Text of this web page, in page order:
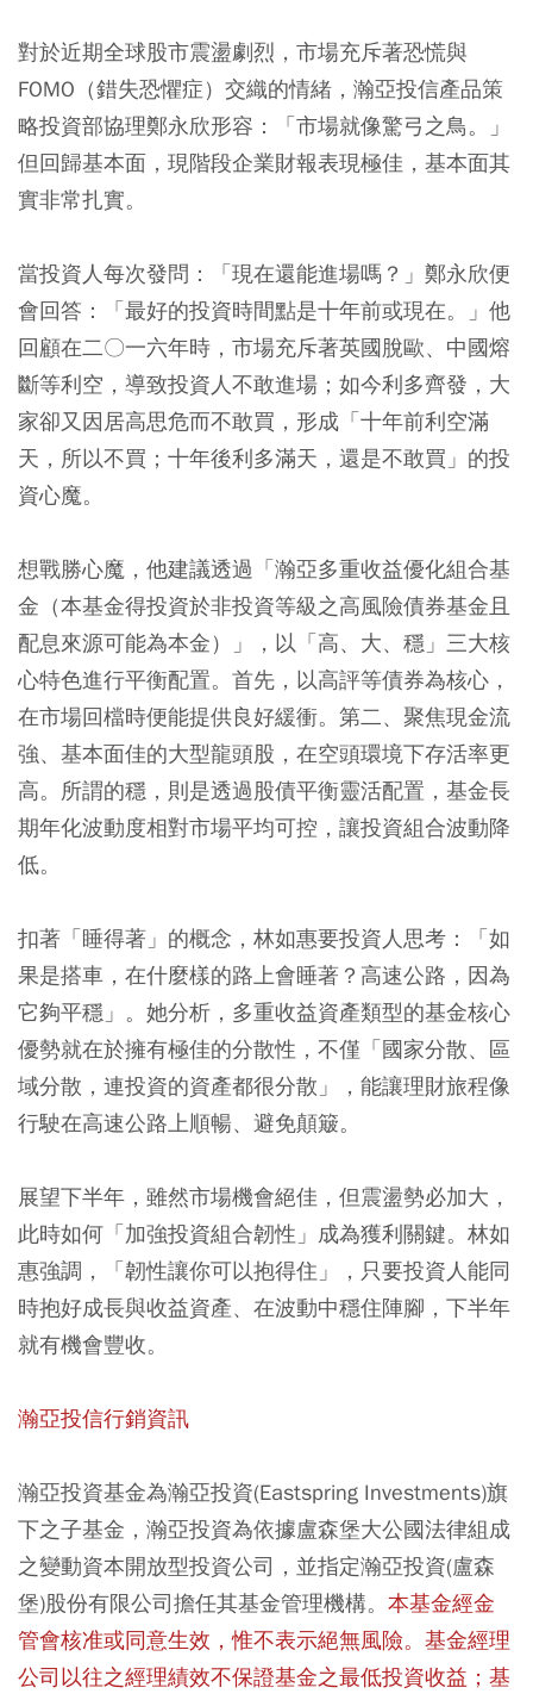
對於近期全球股市震盪劇烈，市場充斥著恐慌與
FOMO（錯失恐懼症）交織的情緒，瀚亞投信產品策
略投資部協理鄭永欣形容：「市場就像驚弓之鳥。」
但回歸基本面，現階段企業財報表現極佳，基本面其
實非常扎實。
當投資人每次發問：「現在還能進場嗎？」鄭永欣便
會回答：「最好的投資時間點是十年前或現在。」他
回顧在二〇一六年時，市場充斥著英國脫歐、中國熔
斷等利空，導致投資人不敢進場；如今利多齊發，大
家卻又因居高思危而不敢買，形成「十年前利空滿
天，所以不買；十年後利多滿天，還是不敢買」的投
資心魔。
想戰勝心魔，他建議透過「瀚亞多重收益優化組合基
金（本基金得投資於非投資等級之高風險債券基金且
配息來源可能為本金）」，以「高、大、穩」三大核
心特色進行平衡配置。首先，以高評等債券為核心，
在市場回檔時便能提供良好緩衝。第二、聚焦現金流
強、基本面佳的大型龍頭股，在空頭環境下存活率更
高。所謂的穩，則是透過股債平衡靈活配置，基金長
期年化波動度相對市場平均可控，讓投資組合波動降
低。
扣著「睡得著」的概念，林如惠要投資人思考：「如
果是搭車，在什麼樣的路上會睡著？高速公路，因為
它夠平穩」。她分析，多重收益資產類型的基金核心
優勢就在於擁有極佳的分散性，不僅「國家分散、區
域分散，連投資的資產都很分散」，能讓理財旅程像
行駛在高速公路上順暢、避免顛簸。
展望下半年，雖然市場機會絕佳，但震盪勢必加大，
此時如何「加強投資組合韌性」成為獲利關鍵。林如
惠強調，「韌性讓你可以抱得住」，只要投資人能同
時抱好成長與收益資產、在波動中穩住陣腳，下半年
就有機會豐收。
瀚亞投信行銷資訊
瀚亞投資基金為瀚亞投資(Eastspring Investments)旗
下之子基金，瀚亞投資為依據盧森堡大公國法律組成
之變動資本開放型投資公司，並指定瀚亞投資(盧森
堡)股份有限公司擔任其基金管理機構。 本基金經金
管會核准或同意生效，惟不表示絕無風險。基金經理
公司以往之經理績效不保證基金之最低投資收益；基